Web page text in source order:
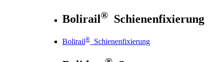
Bolirail® Schienenfixierung
Bolirail® Schienenfixierung